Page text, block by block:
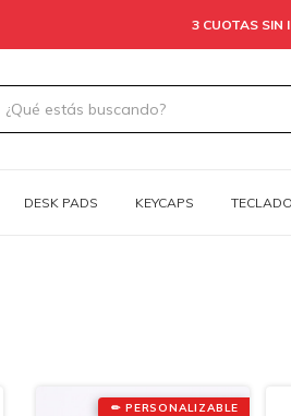
3 CUOTAS SIN
DESK PADS KEYCAPS
✏ PERSONALIZABLE